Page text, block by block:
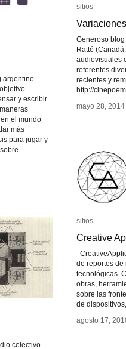
argentino
y escribir
el mundo
más
para jugar y
sitios
Generoso
Ratté
audiovisuales
referentes
recientes y
http://
mayo 28, 2014
sitios
mayo 28, 2014
sitios
Creative
de reportes de
tecnológicas.
obras,
sobre las
de
agosto 17,
sitios
Creative
agosto 17,
colectivo